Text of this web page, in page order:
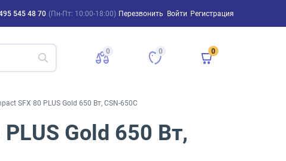
545 48 70 (Пн-Пт: 10:00-18:00) Перезвонить Войти Регистрация
0 0 0
SFX 80 PLUS Gold 650 Вт, CSN-650C
Gold 650 Вт,